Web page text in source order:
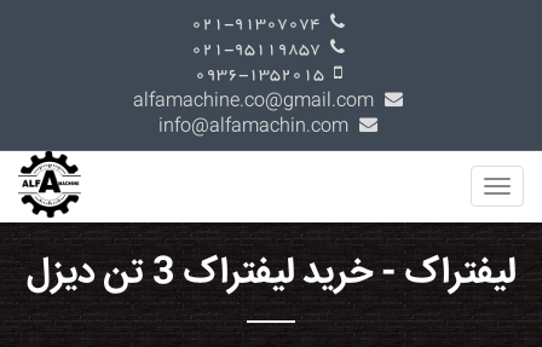
لیفتراک - خرید لیفتراک 3 تن دیزل